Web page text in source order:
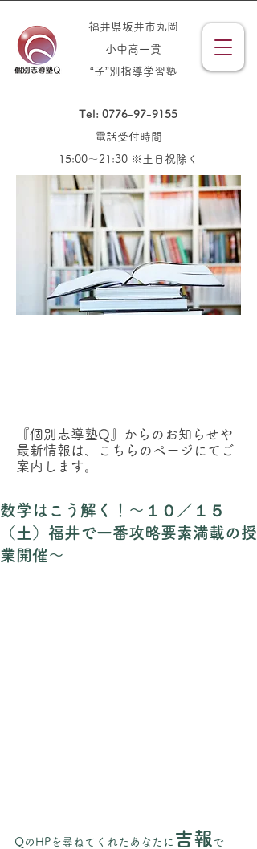
福井県坂井市丸岡
小中高一貫
“子”別指導学習塾
Tel: 0776-97-9155
電話受付時間
15:00～21:30 ※土日祝除く
『個別志導塾Q』からのお知らせや
最新情報は、こちらのページにてご
案内します。
数学はこう解く！～１０／１５
（土）福井で一番攻略要素満載の授
業開催～
QのHPを尋ねてくれたあなたに 吉報 で